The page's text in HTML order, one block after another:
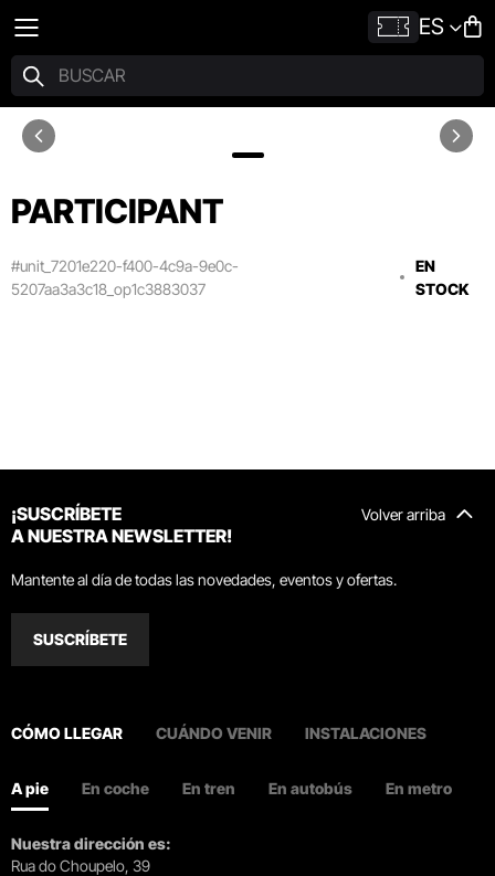
ES
PARTICIPANT
#unit_7201e220-f400-4c9a-9e0c-
5207aa3a3c18_op1c3883037
EN
STOCK
Volver arriba
¡SUSCRÍBETE
A NUESTRA NEWSLETTER!
Mantente al día de todas las novedades, eventos y ofertas.
SUSCRÍBETE
CÓMO LLEGAR CUÁNDO VENIR INSTALACIONES
A pie En coche En tren En autobús En metro
Nuestra dirección es:
Rua do Choupelo, 39